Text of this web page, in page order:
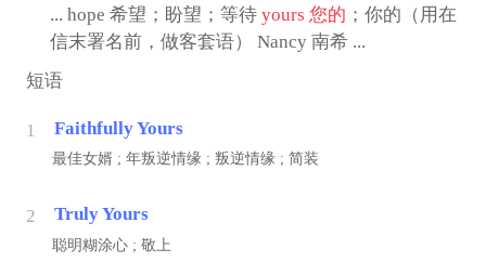
... hope 希望；盼望；等待 yours 您的 ；你的（用在
信末署名前，做客套语） Nancy 南希 ...
短语
1 Faithfully Yours
最佳女婿 ; 年叛逆情缘 ; 叛逆情缘 ; 简装
2 Truly Yours
聪明糊涂心 ; 敬上